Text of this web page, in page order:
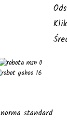
0
16
norma standard